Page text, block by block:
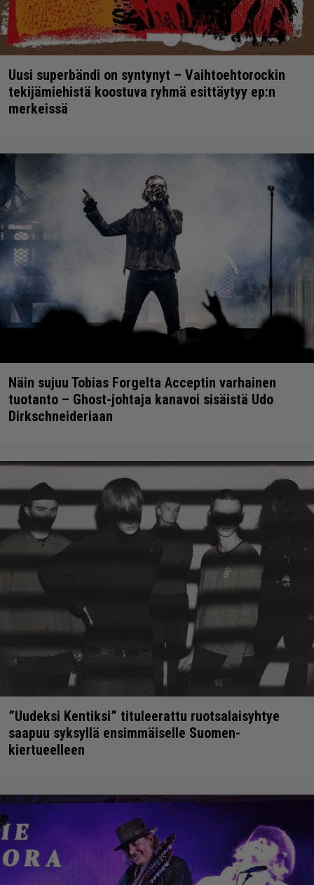
Uusi superbändi on syntynyt – Vaihtoehtorockin
tekijämiehistä koostuva ryhmä esittäytyy ep:n
merkeissä
Näin sujuu Tobias Forgelta Acceptin varhainen
tuotanto – Ghost-johtaja kanavoi sisäistä Udo
Dirkschneideriaan
”Uudeksi Kentiksi” tituleerattu ruotsalaisyhtye
saapuu syksyllä ensimmäiselle Suomen-
kiertueelleen